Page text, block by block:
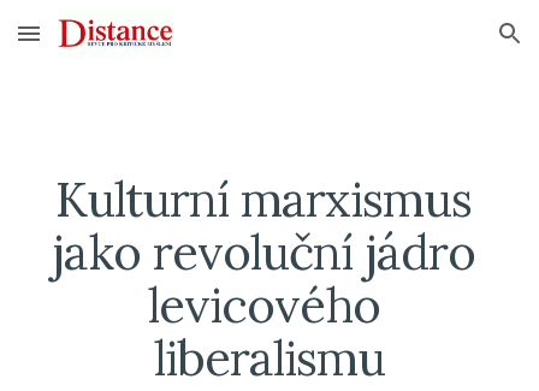
Skip to main content Skip to navigation
Kulturní marxismus
jako revoluční jádro
levicového
liberalismu